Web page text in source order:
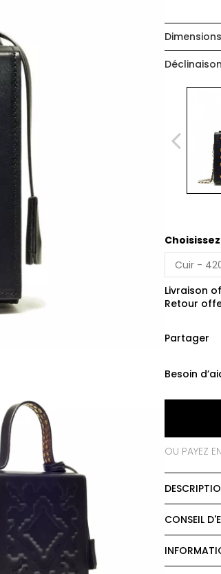
Livraison
Retour
Partager
Besoin
OU PAYEZ
CONSEIL